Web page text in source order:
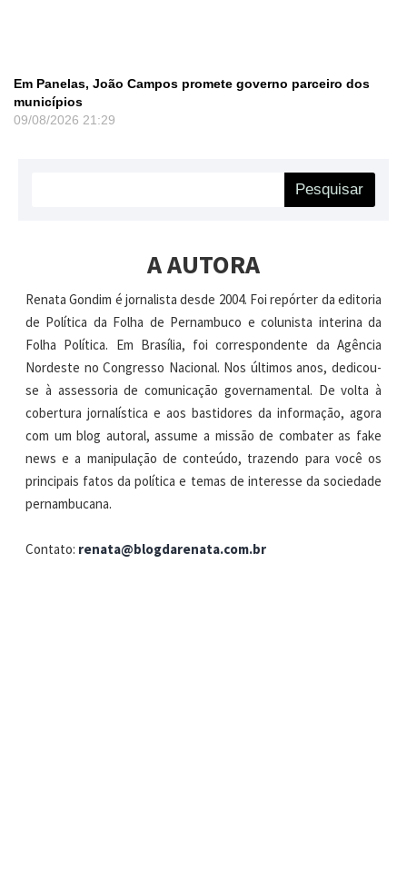
Em Panelas, João Campos promete governo parceiro dos
municípios
09/08/2026 21:29
Pesquisar
A AUTORA
Renata Gondim é jornalista desde 2004. Foi repórter da editoria
de Política da Folha de Pernambuco e colunista interina da
Folha Política. Em Brasília, foi correspondente da Agência
Nordeste no Congresso Nacional. Nos últimos anos, dedicou-
se à assessoria de comunicação governamental. De volta à
cobertura jornalística e aos bastidores da informação, agora
com um blog autoral, assume a missão de combater as fake
news e a manipulação de conteúdo, trazendo para você os
principais fatos da política e temas de interesse da sociedade
pernambucana.
Contato: renata@blogdarenata.com.br